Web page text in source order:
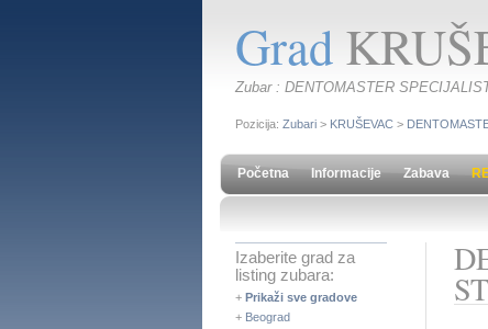
Grad
Zubar : DENTOMASTER
Pozicija: Zubari > KRUŠEVAC >
Početna Informacije Zabava
Izaberite grad za
listing zubara:
+ Prikaži sve gradove
+ Beograd